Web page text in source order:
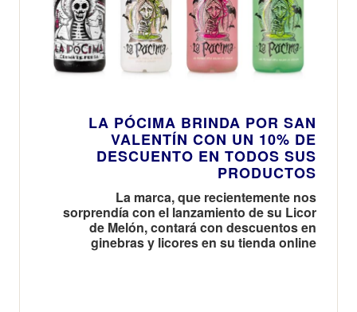
LA PÓCIMA BRINDA POR SAN
VALENTÍN CON UN 10% DE
DESCUENTO EN TODOS SUS
PRODUCTOS
La marca, que recientemente nos
sorprendía con el lanzamiento de su Licor
de Melón, contará con descuentos en
ginebras y licores en su tienda online